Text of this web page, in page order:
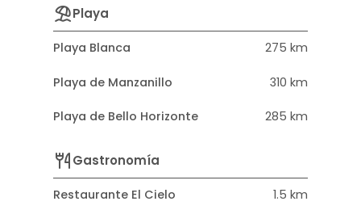
Playa
Playa Blanca 275 km
Playa de Manzanillo 310 km
Playa de Bello Horizonte 285 km
Gastronomía
Restaurante El Cielo 1.5 km